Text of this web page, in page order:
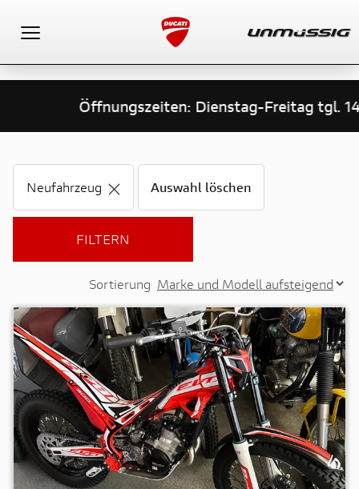
Öffnungszeiten: Dienstag-Freitag tgl. 14:00 -
Neufahrzeug Auswahl löschen
FILTERN
Sortierung